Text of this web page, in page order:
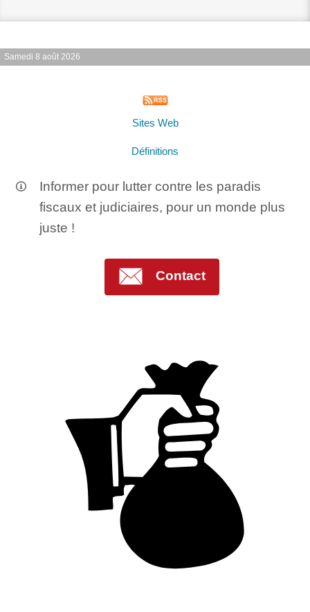
Samedi 8 août 2026
Sites Web
Définitions
Informer pour lutter contre les paradis
fiscaux et judiciaires, pour un monde plus
juste !
Contact